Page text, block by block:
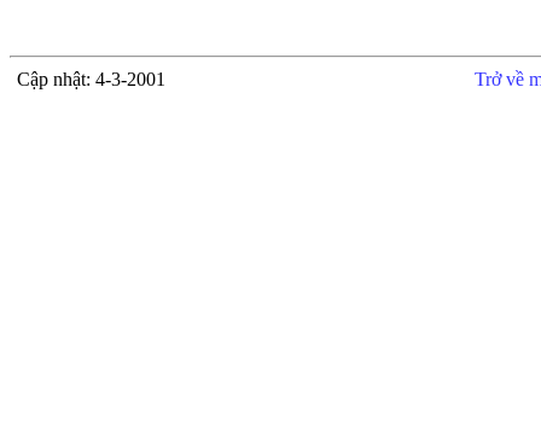
Cập nhật: 4-3-2001 Trở về